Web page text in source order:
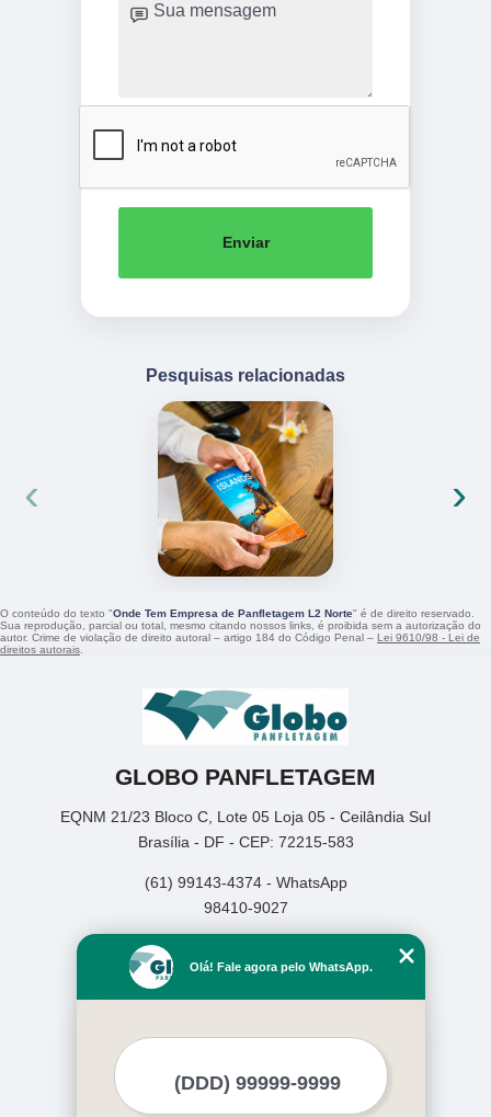
Enviar
Pesquisas relacionadas
‹ ›
O conteúdo do texto "Onde Tem Empresa de Panfletagem L2 Norte" é de direito reservado.
Sua reprodução, parcial ou total, mesmo citando nossos links, é proibida sem a autorização do
autor. Crime de violação de direito autoral – artigo 184 do Código Penal – Lei 9610/98 - Lei de
direitos autorais.
GLOBO PANFLETAGEM
EQNM 21/23 Bloco C, Lote 05 Loja 05 - Ceilândia Sul
Brasília - DF - CEP: 72215-583
(61) 99143-4374 - WhatsApp
98410-9027
Empresa
Missão
Mapa do site
Olá! Fale agora pelo WhatsApp.